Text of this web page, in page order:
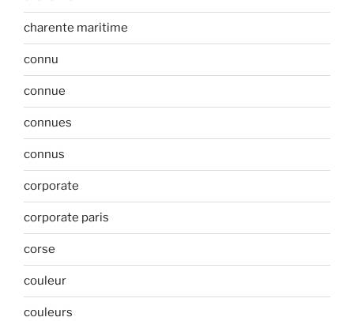
charente maritime
connu
connue
connues
connus
corporate
corporate paris
corse
couleur
couleurs